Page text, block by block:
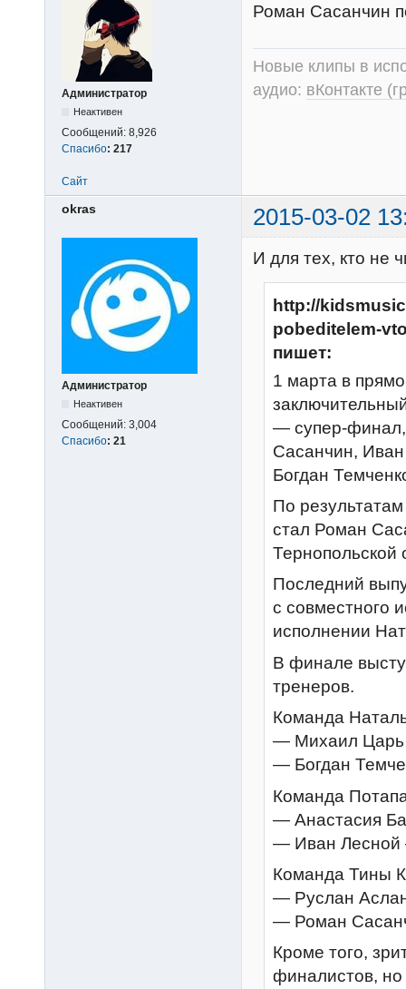
Администратор
Неактивен
Сообщений: 8,926
Спасибо: 217
Роман Сасанчин
Новые клипы в
аудио: вКонтакте
Сайт
okras 2015-03-02
Администратор
Неактивен
Сообщений: 3,004
Спасибо: 21
И для тех, кто не
http://
pobeditelem-
пишет:
1 марта в
— супер-финал,
Сасанчин,
Богдан
По
стал Роман
Тернопольской
Последний
с совместного
исполнении
В финале
тренеров.
Команда
— Михаил
— Богдан
Команда
— Анастасия
— Иван Лесной
Команда Тины
— Руслан
— Роман
Кроме того,
финалистов, но